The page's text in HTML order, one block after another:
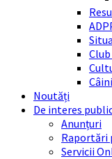
Noutăți
De interes
Anunțuri
Raportări
Servicii